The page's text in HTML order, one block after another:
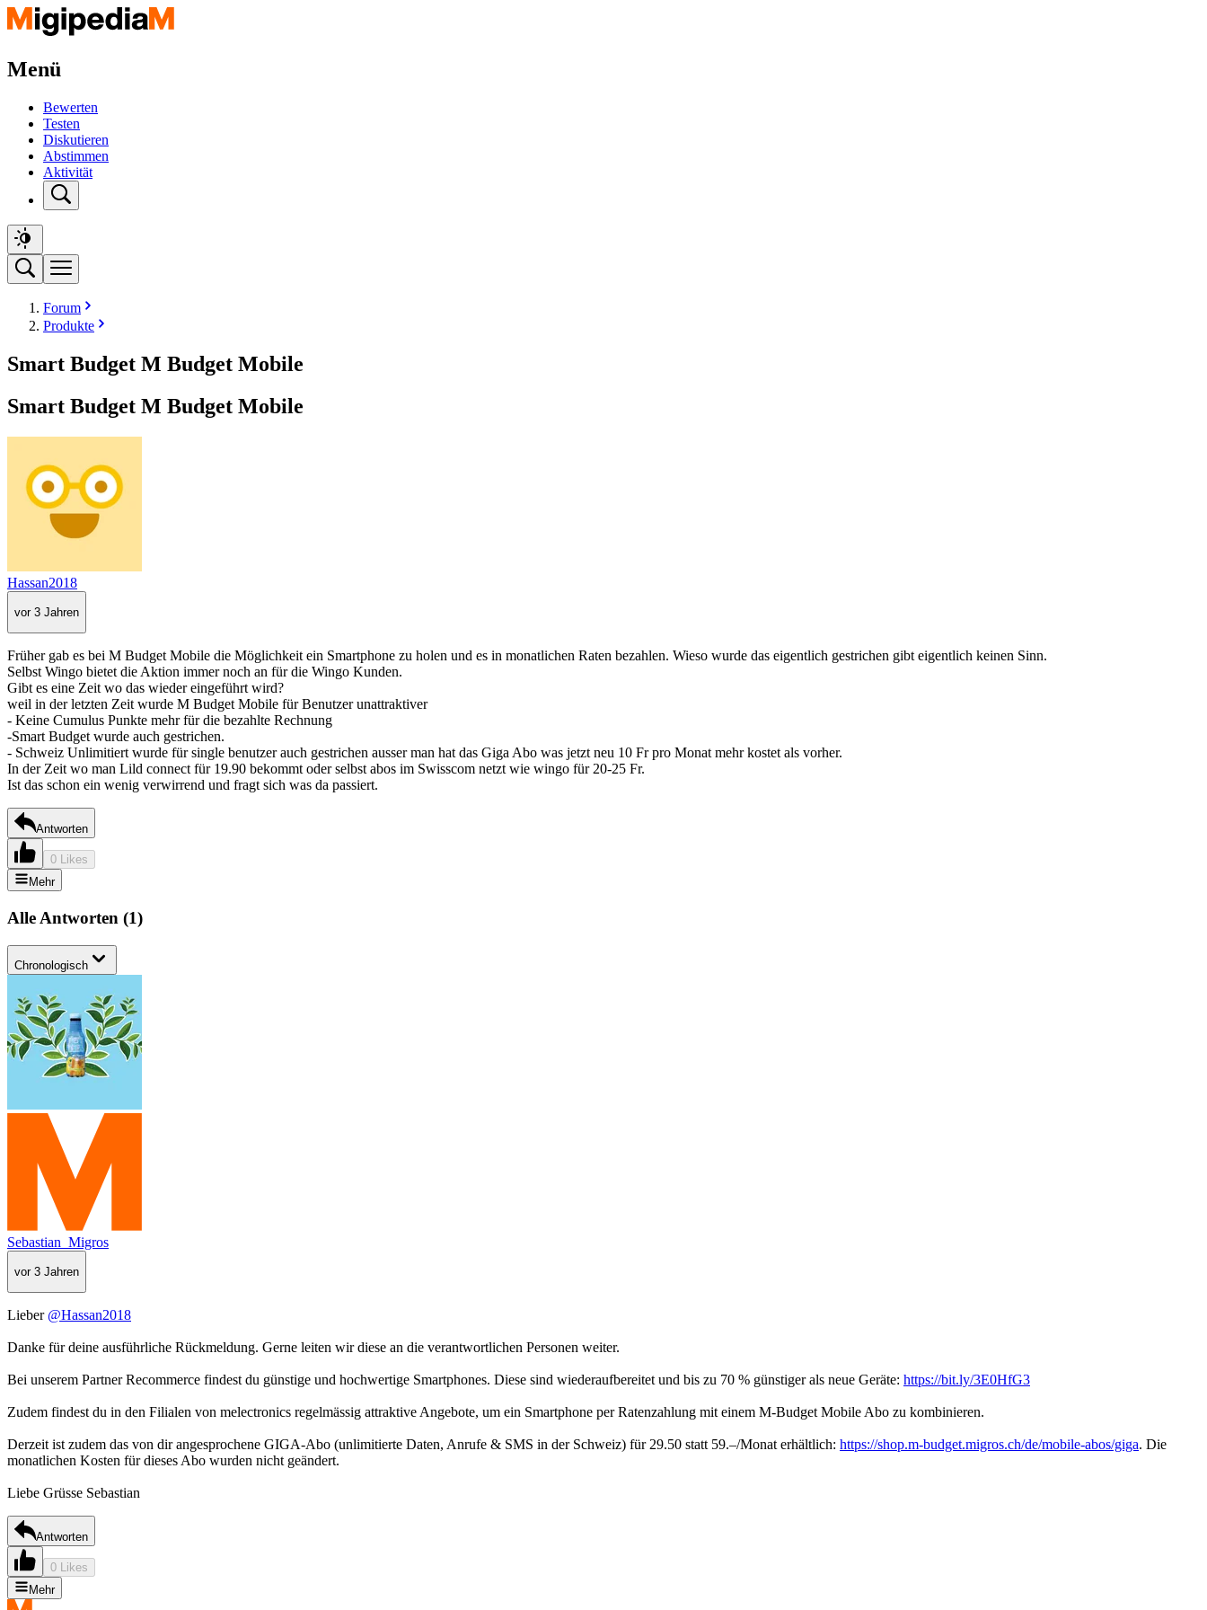
Menü
Bewerten
Testen
Diskutieren
Abstimmen
Aktivität
Forum
Produkte
Smart Budget M Budget Mobile
Smart Budget M Budget Mobile
Hassan2018
vor 3 Jahren
Früher gab es bei M Budget Mobile die Möglichkeit ein Smartphone zu holen und es in monatlichen Raten bezahlen. Wieso wurde das eigentlich gestrichen gibt eigentlich keinen Sinn.
Selbst Wingo bietet die Aktion immer noch an für die Wingo Kunden.
Gibt es eine Zeit wo das wieder eingeführt wird?
weil in der letzten Zeit wurde M Budget Mobile für Benutzer unattraktiver
- Keine Cumulus Punkte mehr für die bezahlte Rechnung
-Smart Budget wurde auch gestrichen.
- Schweiz Unlimitiert wurde für single benutzer auch gestrichen ausser man hat das Giga Abo was jetzt neu 10 Fr pro Monat mehr kostet als vorher.
In der Zeit wo man Lild connect für 19.90 bekommt oder selbst abos im Swisscom netzt wie wingo für 20-25 Fr.
Ist das schon ein wenig verwirrend und fragt sich was da passiert.
Antworten
0 Likes
Mehr
Alle Antworten (1)
Chronologisch
Sebastian_Migros
vor 3 Jahren
Lieber @Hassan2018
Danke für deine ausführliche Rückmeldung. Gerne leiten wir diese an die verantwortlichen Personen weiter.
Bei unserem Partner Recommerce findest du günstige und hochwertige Smartphones. Diese sind wiederaufbereitet und bis zu 70 % günstiger als neue Geräte: https://bit.ly/3E0HfG3
Zudem findest du in den Filialen von melectronics regelmässig attraktive Angebote, um ein Smartphone per Ratenzahlung mit einem M-Budget Mobile Abo zu kombinieren.
Derzeit ist zudem das von dir angesprochene GIGA-Abo (unlimitierte Daten, Anrufe & SMS in der Schweiz) für 29.50 statt 59.–/Monat erhältlich: https://shop.m-budget.migros.ch/de/mobile-abos/giga. Die
monatlichen Kosten für dieses Abo wurden nicht geändert.
Liebe Grüsse Sebastian
Antworten
0 Likes
Mehr